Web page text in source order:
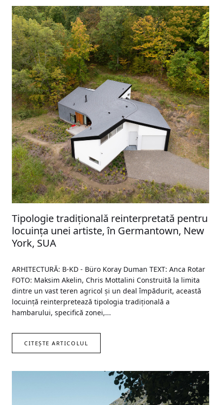
Tipologie tradițională reinterpretată pentru
locuința unei artiste, în Germantown, New
York, SUA
ARHITECTURĂ: B-KD - Büro Koray Duman TEXT: Anca Rotar
FOTO: Maksim Akelin, Chris Mottalini Construită la limita
dintre un vast teren agricol și un deal împădurit, această
locuință reinterpretează tipologia tradițională a
hambarului, specifică zonei,...
CITEȘTE ARTICOLUL